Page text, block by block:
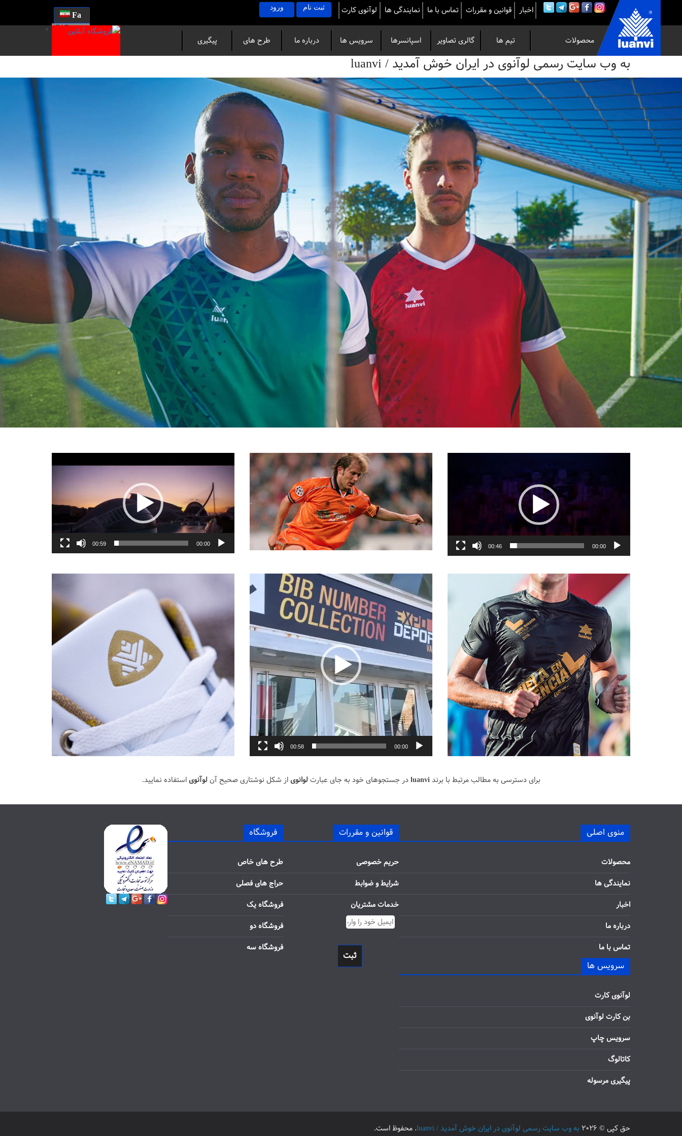
Fa
En
به
وب
سایت
رسمی
لوآنوی
در
ایران
خوش
آمدید
/
luanvi
اخبار قوانین و مقررات تماس با ما نمایندگی ها لوآنوی کارت ثبت نام ورود
محصولات تیم ها گالری تصاویر اسپانسرها سرویس ها درباره ما
طرح های
پیگیری
به وب سایت رسمی لوآنوی در ایران خوش آمدید / luanvi
00:00
00:59 00:00
00:46
نمایشگر
ویدیو
00:00
00:58
برای دسترسی به مطالب مرتبط با برندluanviدر جستجوهای خود به جای عبارت لوانویاز شکل نوشتاری صحیح آن لوآنویاستفاده نمایید.
منوی اصلی
محصولات
نمایندگی ها
اخبار
درباره ما
تماس با ما
سرویس ها
لوآنوی کارت
بن کارت لوآنوی
سرویس چاپ
کاتالوگ
پیگیری مرسوله
قوانین و مقررات
حریم خصوصی
شرایط و ضوابط
خدمات مشتریان
ثبت
فروشگاه
طرح های خاص
حراج های فصلی
فروشگاه یک
فروشگاه دو
فروشگاه سه
حق کپی © 2026 به وب سایت رسمی لوآنوی در ایران خوش آمدید / luanvi
. محفوظ است.